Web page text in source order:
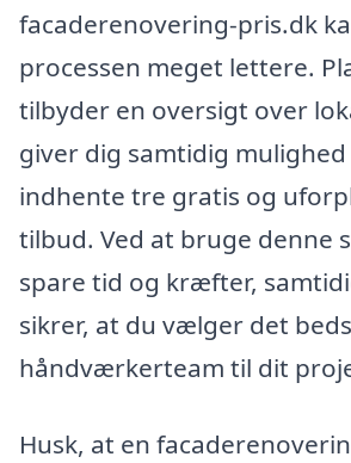
facaderenovering-pris.dk
processen meget lettere.
tilbyder en oversigt over
giver dig samtidig
indhente tre gratis og
tilbud. Ved at bruge denne
spare tid og kræfter,
sikrer, at du vælger det
håndværkerteam til dit
Husk, at en